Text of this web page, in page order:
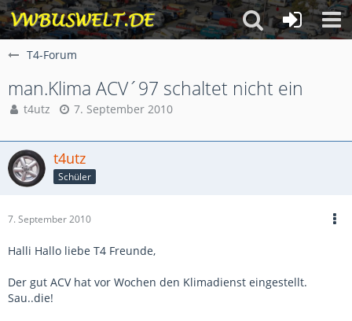
T4-Forum
man.Klima ACV´97 schaltet nicht ein
t4utz 7. September 2010
t4utz
Schüler
7. September 2010
Halli Hallo liebe T4 Freunde,
Der gut ACV hat vor Wochen den Klimadienst eingestellt.
Sau..die!